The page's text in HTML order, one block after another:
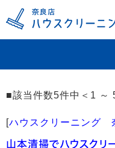
■該当件数5件中＜1
[ハウスクリーニング
山本清掃でハウスクリ